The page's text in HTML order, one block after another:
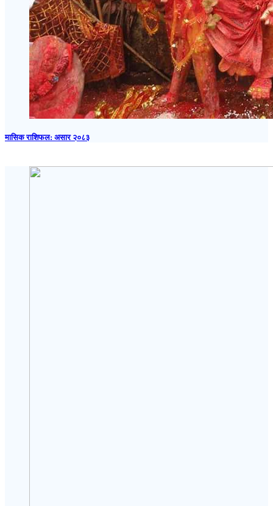
मासिक राशिफल: असार २०८३